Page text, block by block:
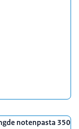
notenpasta 350